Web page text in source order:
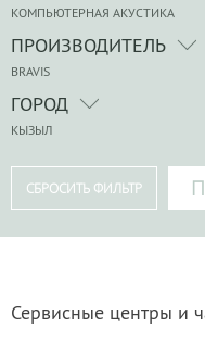
КОМПЬЮТЕРНАЯ АКУСТИКА
ПРОИЗВОДИТЕЛЬ
BRAVIS
ГОРОД
КЫЗЫЛ
Сервисные центры и